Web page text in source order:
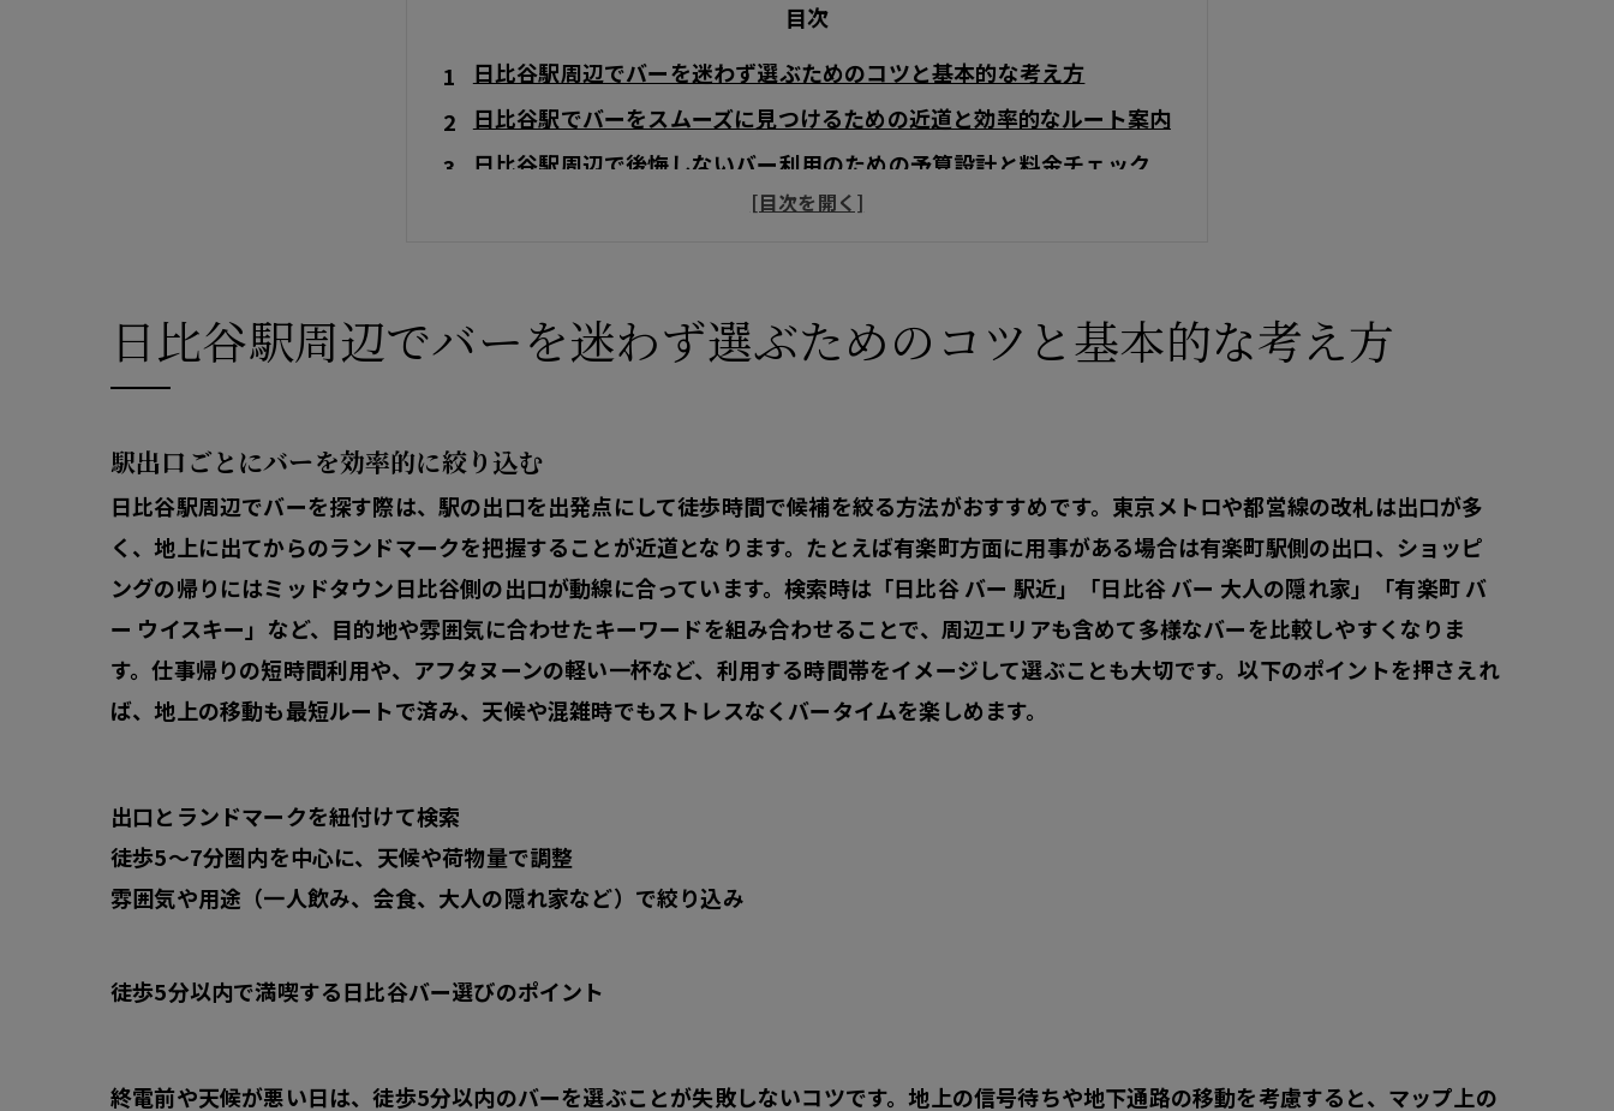
目次
日比谷駅周辺でバーを迷わず選ぶためのコツと基本的な考え方
日比谷駅でバーをスムーズに見つけるための近道と効率的なルート案内
日比谷駅周辺で後悔しないバー利用のための予算設計と料金チェック
日比谷駅エリアのバーについて
アクセス
日比谷駅周辺でバーを迷わず選ぶためのコツと基本的な考え方
駅出口ごとにバーを効率的に絞り込む
日比谷駅周辺でバーを探す際は、 駅の出口を出発点にして徒歩時間で候補を絞る方法がおすすめです。東京メトロや都営線の改札は出口が多
く、地上に出てからのランドマークを把握することが近道となります。たとえば有楽町方面に用事がある場合は有楽町駅側の出口、ショッピ
ングの帰りにはミッドタウン日比谷側の出口が動線に合っています。検索時は「日比谷 バー 駅近」「日比谷 バー 大人の隠れ家」「有楽町 バ
ー ウイスキー」など、目的地や雰囲気に合わせたキーワードを組み合わせることで、周辺エリアも含めて多様なバーを比較しやすくなりま
す。仕事帰りの短時間利用や、アフタヌーンの軽い一杯など、 利用する時間帯をイメージして選ぶことも大切です。以下のポイントを押さえれ
ば、地上の移動も最短ルートで済み、天候や混雑時でもストレスなくバータイムを楽しめます。
出口とランドマークを紐付けて検索
徒歩5〜7分圏内を中心に、天候や荷物量で調整
雰囲気や用途 （一人飲み、会食、大人の隠れ家など）で絞り込み
徒歩5分以内で満喫する日比谷バー選びのポイント
終電前や天候が悪い日は、徒歩5分以内のバーを選ぶことが失敗しないコツです。地上の信号待ちや地下通路の移動を考慮すると、マップ上の